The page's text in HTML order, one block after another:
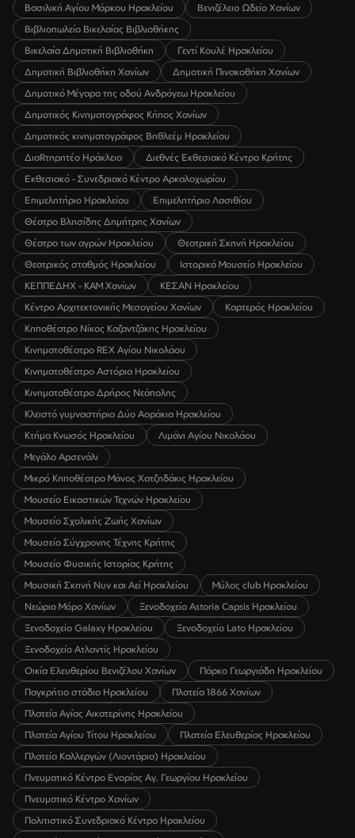
Βασιλική Αγίου Μάρκου Ηρακλείου
Βενιζέλειο Ωδείο Χανίων
Βιβλιοπωλείο Βικελαίας Βιβλιοθήκης
Βικελαία Δημοτική Βιβλιοθήκη
Γεντί Κουλέ Ηρακλείου
Δημοτική Βιβλιοθήκη Χανίων
Δημοτική Πινακοθήκη Χανίων
Δημοτικό Μέγαρο της οδού Ανδρόγεω Ηρακλείου
Δημοτικός Κινηματογράφος Κήπος Χανίων
Δημοτικός κινηματογράφος Βηθλεέμ Ηρακλείου
ΔιαRτηρητέο Ηράκλειο
Διεθνές Εκθεσιακό Κέντρο Κρήτης
Εκθεσιακό - Συνεδριακό Κέντρο Αρκαλοχωρίου
Επιμελητήριο Ηρακλείου
Επιμελητήριο Λασιθίου
Θέατρο Βλησίδης Δημήτρης Χανίων
Θέατρο των αγρών Ηρακλείου
Θεατρική Σκηνή Ηρακλείου
Θεατρικός σταθμός Ηρακλείου
Ιστορικό Μουσείο Ηρακλείου
ΚΕΠΠΕΔΗΧ - ΚΑΜ Χανίων
ΚΕΣΑΝ Ηρακλείου
Κέντρο Αρχιτεκτονικής Μεσογείου Χανίων
Καρτερός Ηρακλείου
Κηποθέατρο Νίκος Καζαντζάκης Ηρακλείου
Κινηματοθέατρο REX Αγίου Νικολάου
Κινηματοθέατρο Αστόρια Ηρακλείου
Κινηματοθέατρο Δρήρος Νεάπολης
Κλειστό γυμναστήριο Δύο Αοράκια Ηρακλείου
Κτήμα Κνωσός Ηρακλείου
Λιμάνι Αγίου Νικολάου
Μεγάλο Αρσενάλι
Μικρό Κηποθέατρο Μάνος Χατζηδάκις Ηρακλείου
Μουσείο Εικαστικών Τεχνών Ηρακλείου
Μουσείο Σχολικής Ζωής Χανίων
Μουσείο Σύγχρονης Τέχνης Κρήτης
Μουσείο Φυσικής Ιστορίας Κρήτης
Μουσική Σκηνή Νυν και Αεί Ηρακλείου
Μύλος club Ηρακλείου
Νεώριο Μόρο Χανίων
Ξενοδοχείο Astoria Capsis Ηρακλείου
Ξενοδοχείο Galaxy Ηρακλείου
Ξενοδοχείο Lato Ηρακλείου
Ξενοδοχείο Ατλαντίς Ηρακλείου
Οικία Ελευθερίου Βενιζέλου Χανίων
Πάρκο Γεωργιάδη Ηρακλείου
Παγκρήτιο στάδιο Ηρακλείου
Πλατεία 1866 Χανίων
Πλατεία Αγίας Αικατερίνης Ηρακλείου
Πλατεία Αγίου Τίτου Ηρακλείου
Πλατεία Ελευθερίας Ηρακλείου
Πλατεία Καλλεργών (Λιοντάρια) Ηρακλείου
Πνευματικό Κέντρο Ενορίας Αγ. Γεωργίου Ηρακλείου
Πνευματικό Κέντρο Χανίων
Πολιτιστικό Συνεδριακό Κέντρο Ηρακλείου